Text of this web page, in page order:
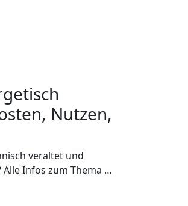
Nutzen,
veraltet und
Infos zum Thema …